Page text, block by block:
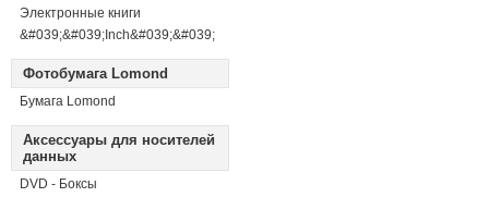
Электронные книги
&#039;&#039;Inch&#039;&#039;
Фотобумага Lomond
Бумага Lomond
Аксессуары для носителей
данных
DVD - Боксы